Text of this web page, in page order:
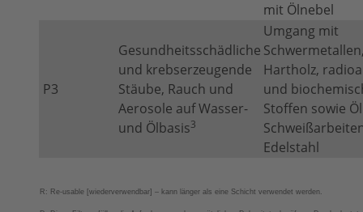
mit Ölnebel
P3
Gesundheitsschädliche
und krebserzeugende
Stäube, Rauch und
Aerosole auf Wasser-
und Ölbasis3
Umgang mit
Hartholz,
und
Stoffen sowie
Edelstahl
R: Re-usable [wiederverwendbar] – kann länger als eine Schicht verwendet werden.